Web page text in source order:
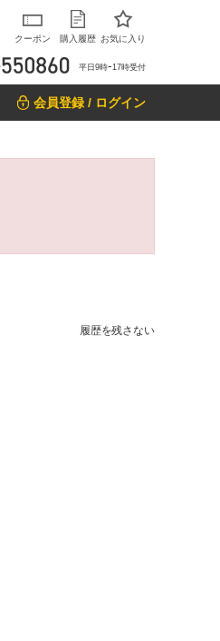
クーポン 購入履歴 お気に入り
平日9時ｰ17時受付
会員登録 / ログイン
履歴を残さない